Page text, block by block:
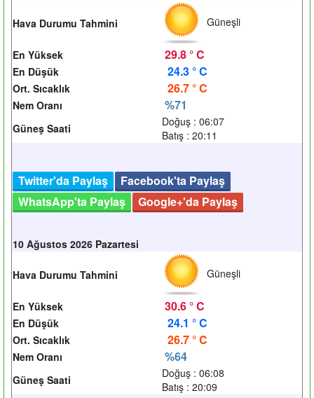
Hava Durumu Tahmini Güneşli
En Yüksek 29.8 ° C
En Düşük 24.3 ° C
Ort. Sıcaklık 26.7 ° C
Nem Oranı %71
Güneş Saati
Doğuş : 06:07
Batış : 20:11
Twitter'da Paylaş
Facebook'ta Paylaş
WhatsApp'ta Paylaş
Google+'da Paylaş
10 Ağustos 2026 Pazartesi
Hava Durumu Tahmini Güneşli
En Yüksek 30.6 ° C
En Düşük 24.1 ° C
Ort. Sıcaklık 26.7 ° C
Nem Oranı %64
Güneş Saati
Doğuş : 06:08
Batış : 20:09